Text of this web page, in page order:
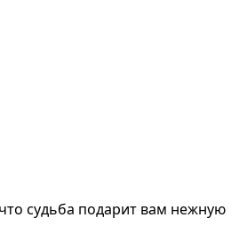
судьба подарит вам нежную